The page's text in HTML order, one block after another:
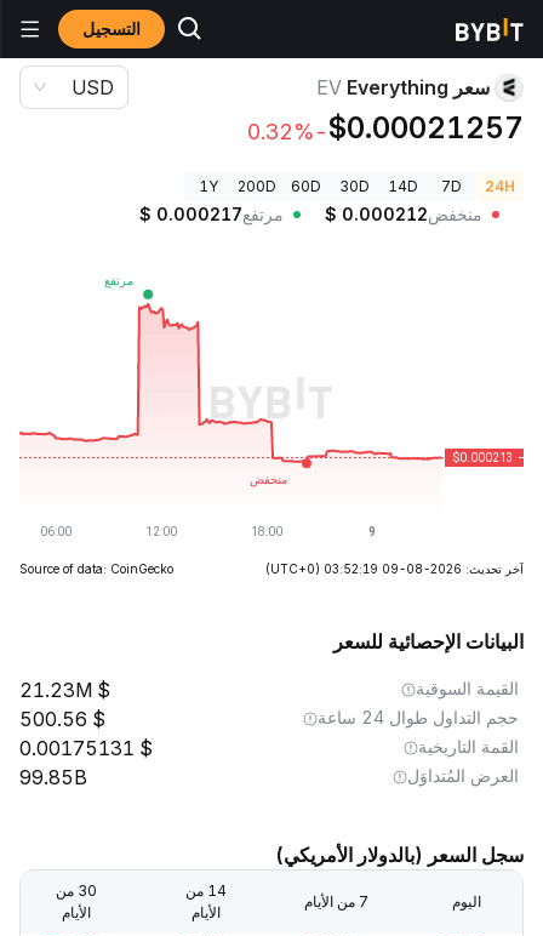
التسجيل أسعار العملات الرقمية
سعر Everything EV
$0.00021257
-0.32%
USD
24H
7D
14D
30D
60D
200D
1Y
منخفض $ 0.000212 مرتفع $ 0.000217
آخر تحديث: 2026-08-09 03:52:19 (UTC+0)
Source of data: CoinGecko
البيانات الإحصائية للسعر
القيمة السوقية 21.23M
حجم التداول طوال 24 ساعة 500.56
القمة التاريخية 0.00175131
العرض المُتداوَل 99.85B
سجل السعر (بالدولار الأمريكي)
اليوم 7 من الأيام
14 من
الأيام
30 من
الأيام